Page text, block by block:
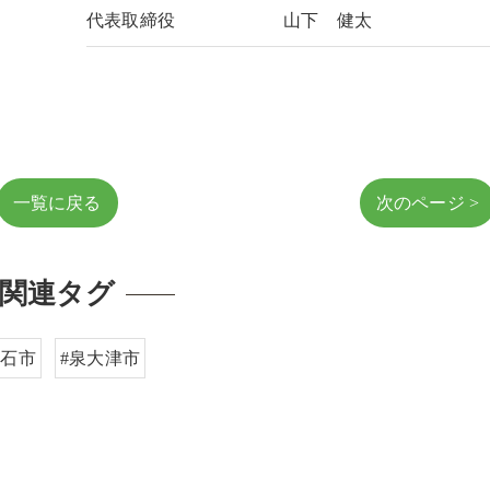
代表取締役 山下 健太
一覧に戻る 次のページ >
連タグ
市 #泉大津市